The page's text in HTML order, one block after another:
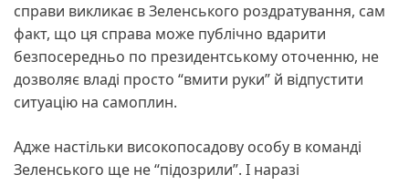
справи викликає в Зеленського роздратування, сам
факт, що ця справа може публічно вдарити
безпосередньо по президентському оточенню, не
дозволяє владі просто “вмити руки” й відпустити
ситуацію на самоплин.
Адже настільки високопосадову особу в команді
Зеленського ще не “підозрили”. І наразі